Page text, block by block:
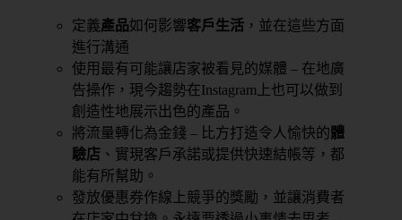
定義產品如何影響客戶生活 ，並在這些方面
進行溝通
使用最有可能讓店家被看見的媒體 – 在地廣
告操作，現今趨勢在Instagram上也可以做到
創造性地展示出色的產品。
將流量轉化為金錢 – 比方打造令人愉快的體
驗店 、實現客戶承諾或提供快速結帳等，都
能有所幫助。
發放優惠券作線上競爭的獎勵，並讓消費者